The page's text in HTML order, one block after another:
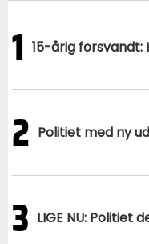
1 15-årig forsvandt:
2 Politiet med ny
3 LIGE NU: Politiet